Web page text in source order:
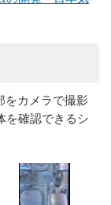
をカメラで撮影
を確認できるシ